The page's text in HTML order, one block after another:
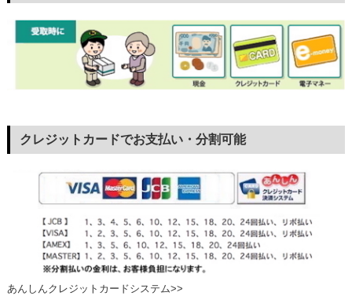
クレジットカードでお支払い・分割可能
あんしんクレジットカードシステム>>